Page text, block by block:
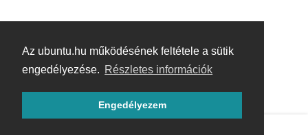
Az ubuntu.hu működésének feltétele a sütik
engedélyezése. Részletes információk
Engedélyezem